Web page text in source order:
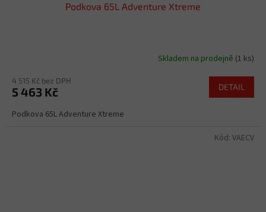
Podkova 65L Adventure Xtreme
Skladem na prodejně (1 ks)
4 515 Kč bez DPH
5 463 Kč DETAIL
Podkova 65L Adventure Xtreme
Kód: VAECV